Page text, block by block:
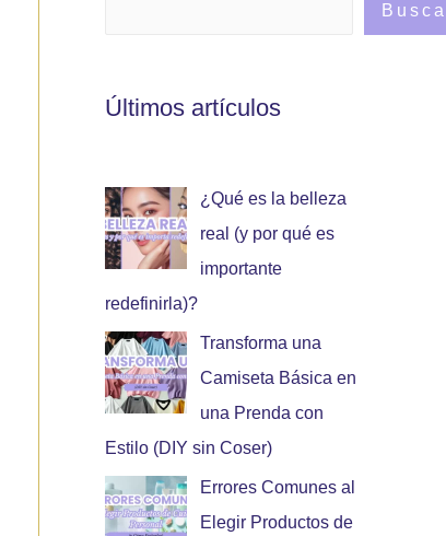
Últimos artículos
¿Qué es la belleza
real (y por qué es
importante
redefinirla)?
Transforma una
Camiseta Básica en
una Prenda con
Estilo (DIY sin Coser)
Errores Comunes al
Elegir Productos de